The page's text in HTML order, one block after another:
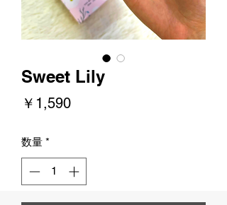
Sweet Lily
￥1,590価
数量 *